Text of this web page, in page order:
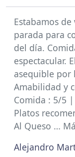
Estabamos
parada para
del día.
espectacular.
asequible por
Amabilidad y
Comida : 5/5
Platos
Al Queso …
Alejandro